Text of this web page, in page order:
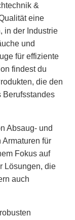
&
eine
in der Industrie
und
für effiziente
findest du
die den
Berufsstandes
Absaug- und
für
Fokus auf
Lösungen, die
auch